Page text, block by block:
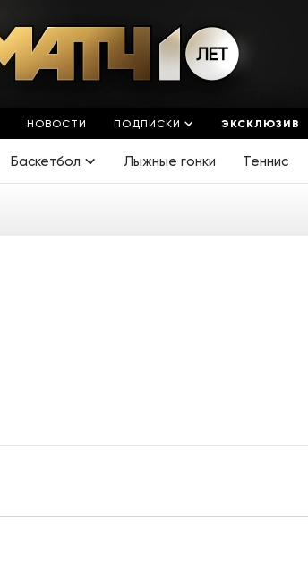
НОВОСТИ ПОДПИСКИ ЭКСКЛЮЗИВ
Баскетбол Лыжные гонки Теннис